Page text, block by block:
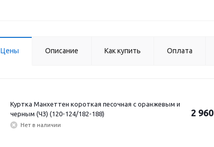
Цены Описание Как купить Оплата
Куртка Манхеттен короткая песочная с оранжевым и
черным (ЧЗ) (120-124/182-188)
Нет в наличии
2 960